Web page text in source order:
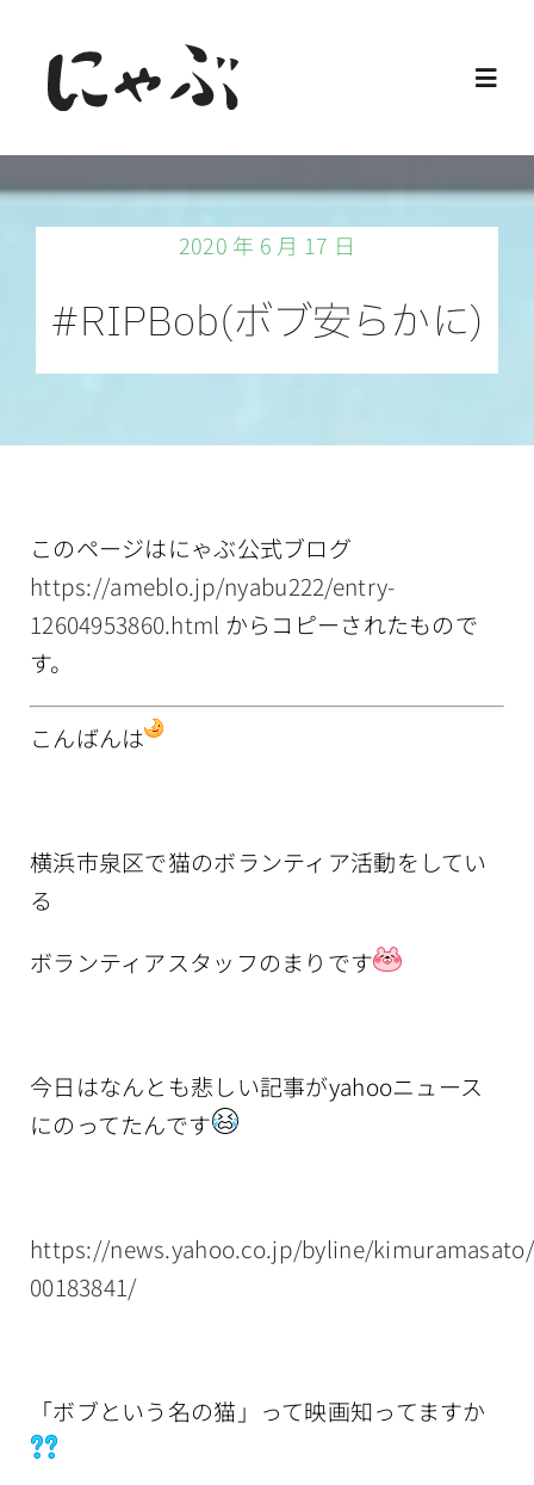
content
譲渡会
2020 年 6 月 17 日
#RIPBob(ボブ安らかに)
このページはにゃぶ公式ブログ
https://ameblo.jp/nyabu222/entry-
12604953860.html からコピーされたもので
す。
こんばんは
横浜市泉区で猫のボランティア活動をしてい
る
ボランティアスタッフのまりです
今日はなんとも悲しい記事がyahooニュース
にのってたんです
https://news.yahoo.co.jp/byline/kimuramasato/
00183841/
「ボブという名の猫」って映画知ってますか